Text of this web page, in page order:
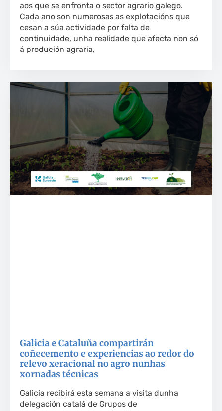
aos que se enfronta o sector agrario galego.
Cada ano son numerosas as explotacións que
cesan a súa actividade por falta de
continuidade, unha realidade que afecta non só
á produción agraria,
Galicia e Cataluña compartirán
coñecemento e experiencias ao redor do
relevo xeracional no agro nunhas
xornadas técnicas
Galicia recibirá esta semana a visita dunha
delegación catalá de Grupos de